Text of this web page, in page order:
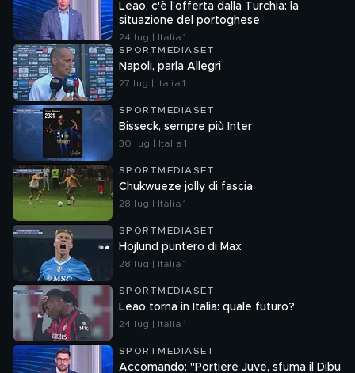
Leao, c'è l'offerta dalla Turchia: la
situazione del portoghese
24 lug | Italia 1
SPORTMEDIASET
Napoli, parla Allegri
27 lug | Italia 1
SPORTMEDIASET
Bisseck, sempre più Inter
30 lug | Italia 1
SPORTMEDIASET
Chukwueze jolly di fascia
28 lug | Italia 1
SPORTMEDIASET
Hojlund puntero di Max
28 lug | Italia 1
SPORTMEDIASET
Leao torna in Italia: quale futuro?
24 lug | Italia 1
SPORTMEDIASET
Accomando: "Portiere Juve, sfuma il Dibu